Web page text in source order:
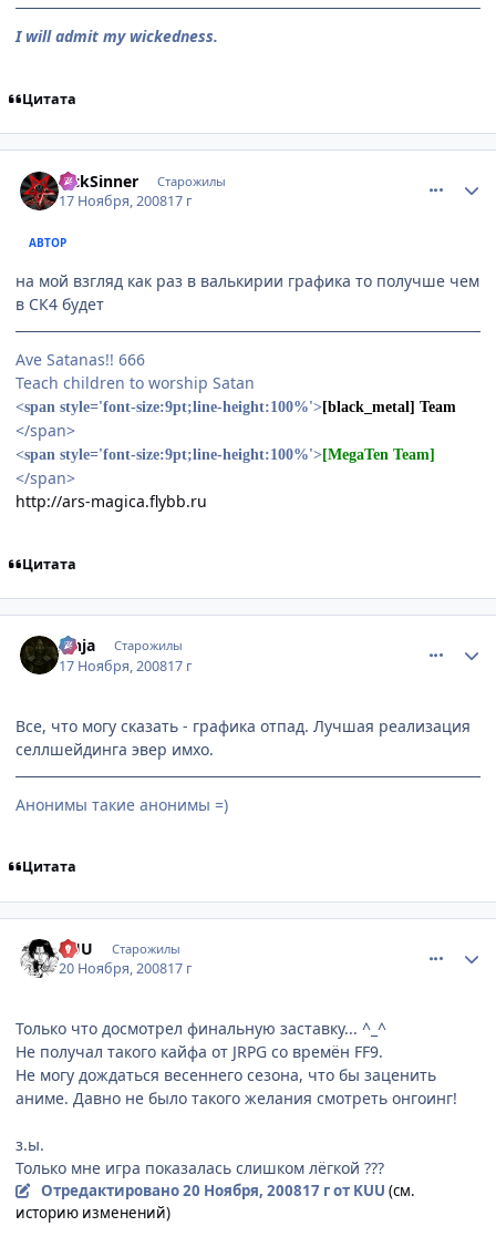
I will admit my wickedness.
Цитата
SickSinner Старожилы
17 Ноября, 200817 г
АВТОР
на мой взгляд как раз в валькирии графика то получше чем
в СК4 будет
Ave Satanas!! 666
Teach children to worship Satan
<span style='font-size:9pt;line-height:100%'>[black_metal] Team
</span>
<span style='font-size:9pt;line-height:100%'>[MegaTen Team]
</span>
http://ars-magica.flybb.ru
Цитата
Zinja Старожилы
17 Ноября, 200817 г
Все, что могу сказать - графика отпад. Лучшая реализация
селлшейдинга эвер имхо.
Анонимы такие анонимы =)
Цитата
KUU Старожилы
20 Ноября, 200817 г
Только что досмотрел финальную заставку... ^_^
Не получал такого кайфа от JRPG со времён FF9.
Не могу дождаться весеннего сезона, что бы заценить
аниме. Давно не было такого желания смотреть онгоинг!
з.ы.
Только мне игра показалась слишком лёгкой ???
Отредактировано20 Ноября, 200817 гот KUU (см.
историю изменений)